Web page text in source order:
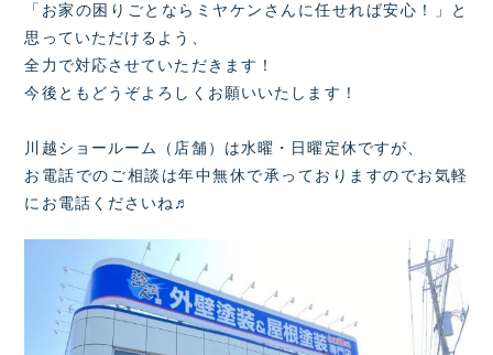
「お家の困りごとならミヤケンさんに任せれば安心！」と
思っていただけるよう、
全力で対応させていただきます！
今後ともどうぞよろしくお願いいたします！
川越ショールーム（店舗）は水曜・日曜定休ですが、
お電話でのご相談は年中無休で承っておりますのでお気軽
にお電話くださいね♬